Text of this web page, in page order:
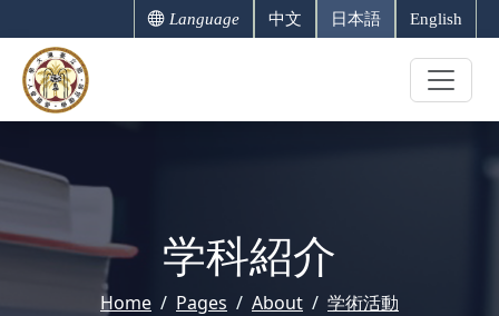
Language 中文 日本語 English
学科紹介
Home Pages About 学術活動